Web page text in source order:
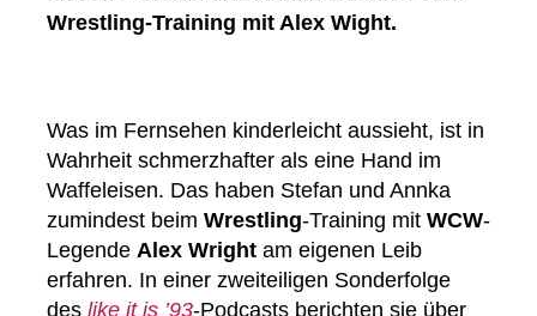
Wrestling-Training mit Alex Wight.
Was im Fernsehen kinderleicht aussieht, ist in
Wahrheit schmerzhafter als eine Hand im
Waffeleisen. Das haben Stefan und Annka
zumindest beim Wrestling-Training mit WCW-
Legende Alex Wright am eigenen Leib
erfahren. In einer zweiteiligen Sonderfolge
des like it is ’93-Podcasts berichten sie über